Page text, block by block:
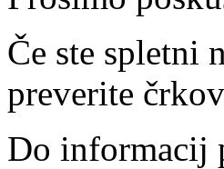
Če ste spletni
preverite
Do informacij